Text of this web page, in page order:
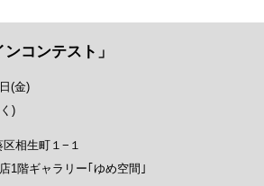
コンテスト」
(金)
)
相生町１−１
1階ギャラリー｢ゆめ空間｣